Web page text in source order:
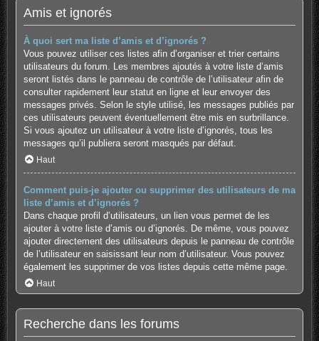
Amis et ignorés
À quoi sert ma liste d’amis et d’ignorés ?
Vous pouvez utiliser ces listes afin d’organiser et trier certains
utilisateurs du forum. Les membres ajoutés à votre liste d’amis
seront listés dans le panneau de contrôle de l’utilisateur afin de
consulter rapidement leur statut en ligne et leur envoyer des
messages privés. Selon le style utilisé, les messages publiés par
ces utilisateurs peuvent éventuellement être mis en surbrillance.
Si vous ajoutez un utilisateur à votre liste d’ignorés, tous les
messages qu’il publiera seront masqués par défaut.
Haut
Comment puis-je ajouter ou supprimer des utilisateurs de ma
liste d’amis et d’ignorés ?
Dans chaque profil d’utilisateurs, un lien vous permet de les
ajouter à votre liste d’amis ou d’ignorés. De même, vous pouvez
ajouter directement des utilisateurs depuis le panneau de contrôle
de l’utilisateur en saisissant leur nom d’utilisateur. Vous pouvez
également les supprimer de vos listes depuis cette même page.
Haut
Recherche dans les forums